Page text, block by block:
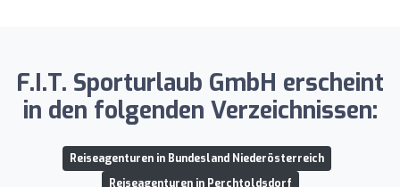
F.I.T. Sporturlaub GmbH erscheint
in den folgenden Verzeichnissen:
Reiseagenturen in Bundesland Niederösterreich
Reiseagenturen in Perchtoldsdorf